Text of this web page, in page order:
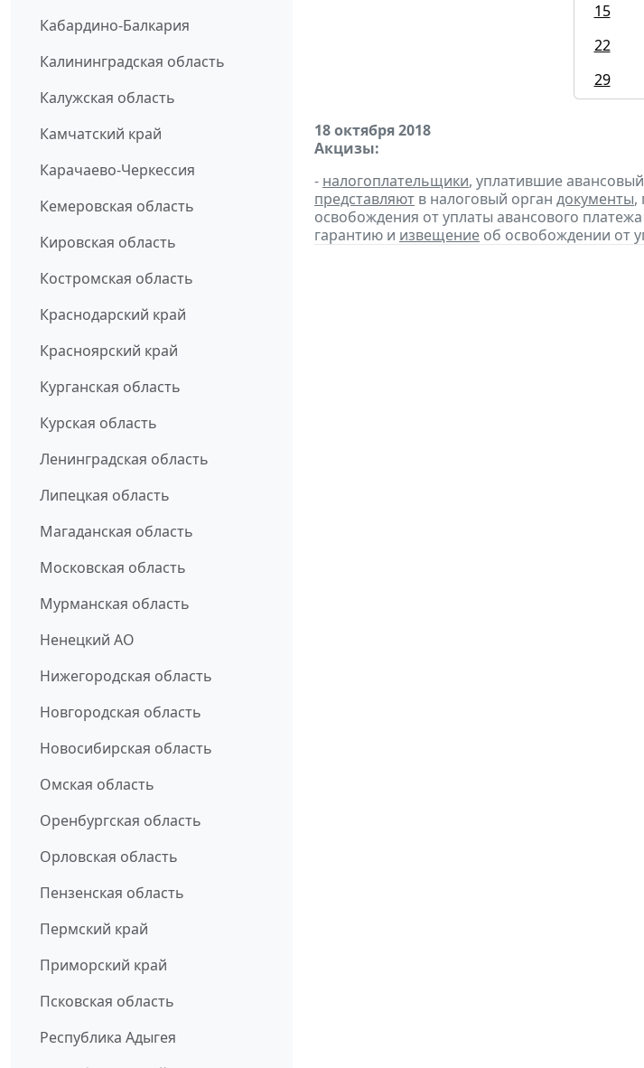
Кабардино-Балкария
Калининградская область
Калужская область
Камчатский край
Карачаево-Черкессия
Кемеровская область
Кировская область
Костромская область
Краснодарский край
Красноярский край
Курганская область
Курская область
Ленинградская область
Липецкая область
Магаданская область
Московская область
Мурманская область
Ненецкий АО
Нижегородская область
Новгородская область
Новосибирская область
Омская область
Оренбургская область
Орловская область
Пензенская область
Пермский край
Приморский край
Псковская область
Республика Адыгея
15
22
29
18 октября 2018
Акцизы:
- налогоплательщики, уплатившие
представляют в налоговый орган документы,
освобождения от уплаты авансового
гарантию и извещение об освобождении от